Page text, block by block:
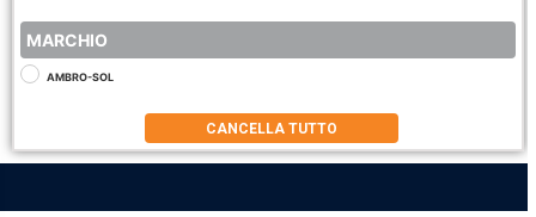
MARCHIO
AMBRO-SOL
CANCELLA TUTTO